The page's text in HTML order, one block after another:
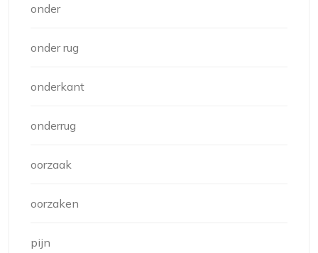
onder
onder rug
onderkant
onderrug
oorzaak
oorzaken
pijn